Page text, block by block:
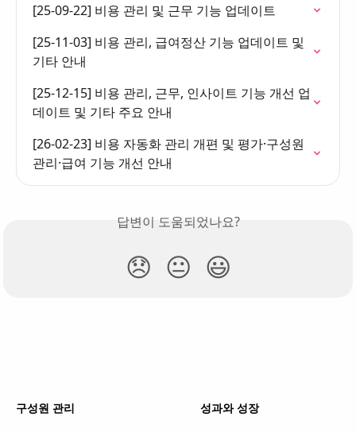
[25-09-22] 비용 관리 및 근무 기능 업데이트
[25-11-03] 비용 관리, 급여정산 기능 업데이트 및
기타 안내
[25-12-15] 비용 관리, 근무, 인사이트 기능 개선 업
데이트 및 기타 주요 안내
[26-02-23] 비용 자동화 관리 개편 및 평가·구성원
관리·급여 기능 개선 안내
답변이 도움되었나요?
😞 😐 😃
구성원 관리 성과와 성장